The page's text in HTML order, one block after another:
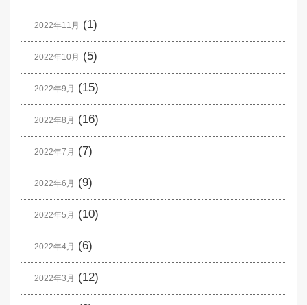
2022年11月 (1)
2022年10月 (5)
2022年9月 (15)
2022年8月 (16)
2022年7月 (7)
2022年6月 (9)
2022年5月 (10)
2022年4月 (6)
2022年3月 (12)